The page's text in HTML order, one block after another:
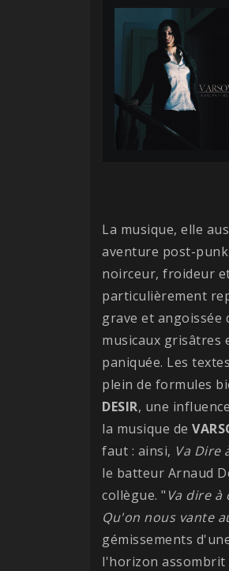
La musique, elle
aventure post-
noirceur, froideur
particulièrement
grave et angoissée
musicaux grisâtres
paniquée. Les
plein de formules
DESIR, une
la musique de
faut : ainsi, Va Dire
le batteur Arnaud
collègue. " Va dire
Qu'on nous vante
gémissements
l'horizon assombrit